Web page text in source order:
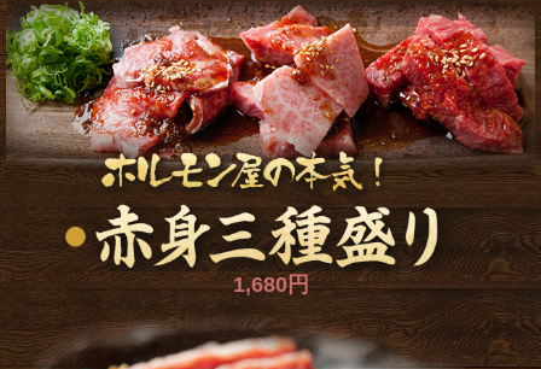
1,680円